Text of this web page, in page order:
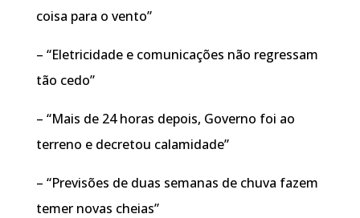
coisa para o vento”
– “Eletricidade e comunicações não regressam
tão cedo”
– “Mais de 24 horas depois, Governo foi ao
terreno e decretou calamidade”
– “Previsões de duas semanas de chuva fazem
temer novas cheias”